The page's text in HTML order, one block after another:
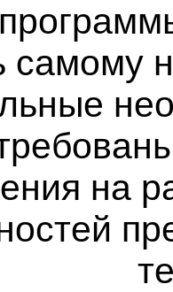
самому
на